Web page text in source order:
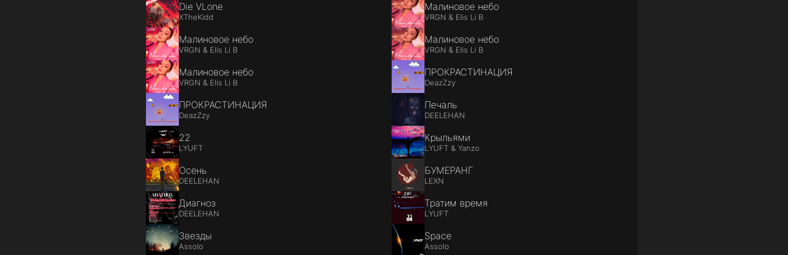
Die VLone
XTheKidd
Малиновое небо
VRGN & Elis Li B
Малиновое небо
VRGN & Elis Li B
Малиновое небо
VRGN & Elis Li B
Малиновое небо
VRGN & Elis Li B
ПРОКРАСТИНАЦИЯ
DeazZzy
ПРОКРАСТИНАЦИЯ
DeazZzy
Печаль
DEELEHAN
22
LYUFT
Крыльями
LYUFT & Yanzo
Осень
DEELEHAN
БУМЕРАНГ
LEXN
Диагноз
DEELEHAN
Тратим время
LYUFT
Звезды
Assolo
Space
Assolo